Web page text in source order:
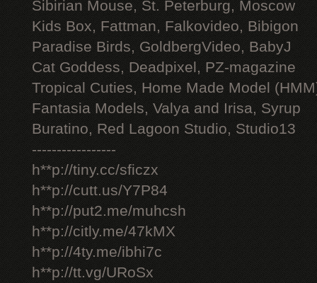
Sibirian Mouse, St. Peterburg, Moscow
Kids Box, Fattman, Falkovideo, Bibigon
Paradise Birds, GoldbergVideo, BabyJ
Cat Goddess, Deadpixel, PZ-magazine
Tropical Cuties, Home Made Model
Fantasia Models, Valya and Irisa, Syrup
Buratino, Red Lagoon Studio, Studio13
-----------------
h**p://tiny.cc/sficzx
h**p://cutt.us/Y7P84
h**p://put2.me/muhcsh
h**p://citly.me/47kMX
h**p://4ty.me/ibhi7c
h**p://tt.vg/URoSx